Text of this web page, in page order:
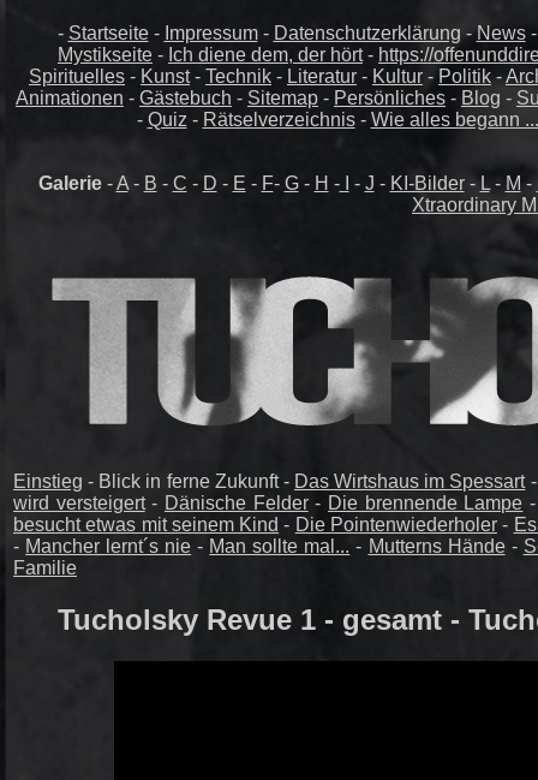
- Startseite- Impressum- Datenschutzerklärung -News
Mystikseite - Ich diene dem, der hört- https://
Spirituelles - Kunst- Technik - Literatur - Kultur - Politik -
Animationen - Gästebuch - Sitemap - Persönliches - Blog -
- Quiz - Rätselverzeichnis- Wie alles begann ...
Galerie-A- B - C - D - E - F- G- H -I - J - KI-Bilder- L- M -
Xtraordinary
Einstieg - Blick in ferne Zukunft - Das Wirtshaus im Spessart
wird versteigert- Dänische Felder- Die brennende Lampe
besucht etwas mit seinem Kind - Die Pointenwiederholer-
- Mancher lernt´s nie - Man sollte mal... - Mutterns Hände-
Familie
Tucholsky Revue 1 - gesamt -